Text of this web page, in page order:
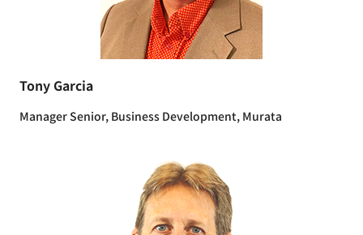
Tony Garcia
Manager Senior, Business Development, Murata